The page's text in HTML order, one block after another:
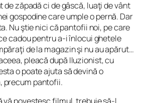
de zăpadă ci de gâscă, luaţi de vânt
gospodine care umple o pernă. Dar
Nu ştie nici că pantofii noi, pe care
cadou pentru a-i înlocui ghetele
de la magazin şi nu au apărut…
pleacă după Iluzionist, cu
o poate ajuta să devină o
precum pantofii.